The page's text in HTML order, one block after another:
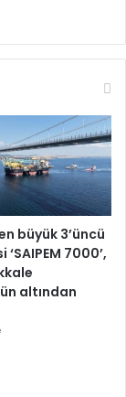
büyük 3’üncü
7000’,
altından